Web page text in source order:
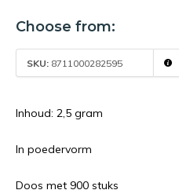
Choose from:
SKU: 8711000282595
Inhoud: 2,5 gram
In poedervorm
Doos met 900 stuks